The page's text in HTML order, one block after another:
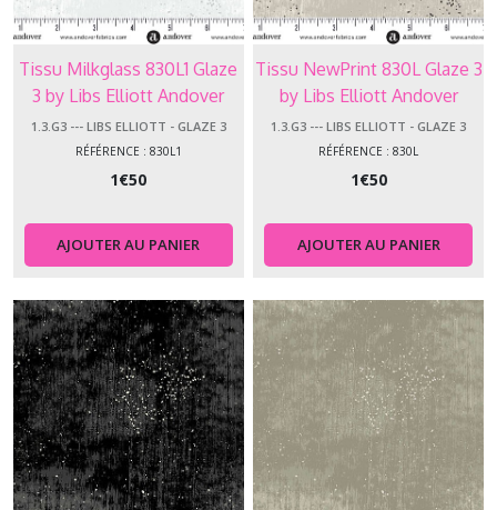
Tissu Milkglass 830L1 Glaze
3 by Libs Elliott Andover
Makower
1.3.G3 --- LIBS ELLIOTT - GLAZE 3
RÉFÉRENCE : 830L1
1€50
AJOUTER AU PANIER
Tissu NewPrint 830L Glaze 3
by Libs Elliott Andover
Makower
1.3.G3 --- LIBS ELLIOTT - GLAZE 3
RÉFÉRENCE : 830L
1€50
AJOUTER AU PANIER
1.3.SB
-
Breeze
(3)
-
-
Summer
Garden
(3)
Afficher
les
résultats